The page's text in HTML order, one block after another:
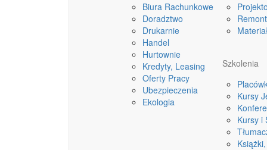
Biura Rachunkowe
Doradztwo
Drukarnie
Handel
Hurtownie
Kredyty, Leasing
Oferty Pracy
Ubezpieczenia
Ekologia
Szkolenia
Kursy
Kursy i